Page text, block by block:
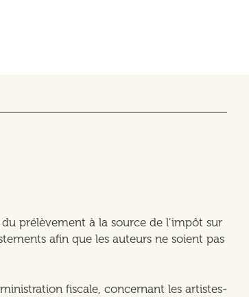
prélèvement à la source de l’impôt sur
afin que les auteurs ne soient pas
fiscale, concernant les artistes-